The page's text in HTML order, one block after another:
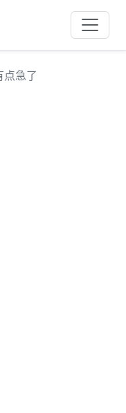
急了